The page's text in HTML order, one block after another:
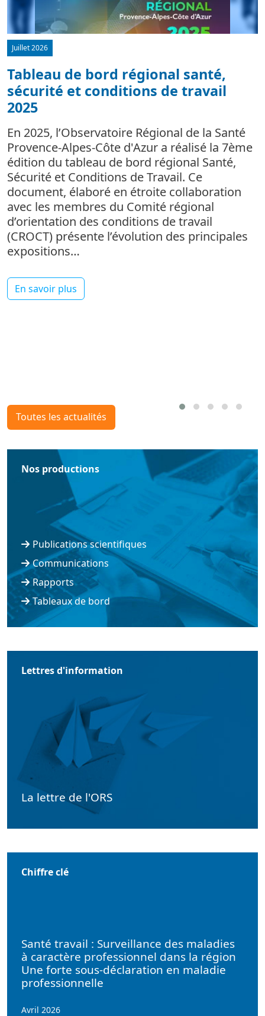
Juillet 2026
Tableau de bord régional santé,
sécurité et conditions de travail
2025
En 2025, l’Observatoire Régional de la Santé
Provence-Alpes-Côte d'Azur a réalisé la 7ème
édition du tableau de bord régional Santé,
Sécurité et Conditions de Travail. Ce
document, élaboré en étroite collaboration
avec les membres du Comité régional
d’orientation des conditions de travail
(CROCT) présente l’évolution des principales
expositions…
En savoir plus
Toutes les actualités
Nos productions
Publications scientifiques
Communications
Rapports
Tableaux de bord
Lettres d'information
La lettre de l'ORS
Chiffre clé
Santé travail : Surveillance des maladies
à caractère professionnel dans la région
Une forte sous-déclaration en maladie
professionnelle
Avril 2026